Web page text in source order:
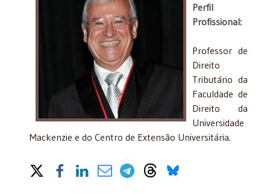
Perfil
Profissional:
Professor de
Direito
Tributário da
Faculdade de
Direito da
Universidade
Mackenzie e do Centro de Extensão Universitária.
Share on Social Media